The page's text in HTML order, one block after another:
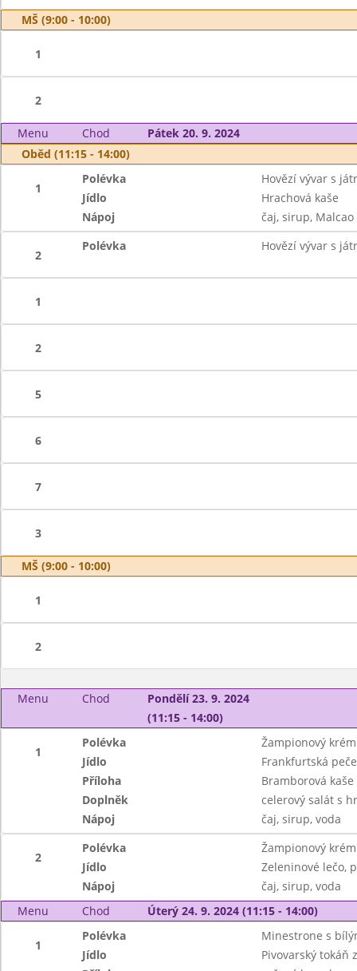
MŠ (9:00 - 10:00)
1
2
Menu Chod
Pátek 20. 9. 2024
Oběd (11:15 - 14:00)
1
Polévka
Hovězí vývar s
Jídlo
Hrachová kaše
Nápoj
čaj, sirup, Malcao
2
Polévka Hovězí vývar s
1
2
5
6
7
3
MŠ (9:00 - 10:00)
1
2
Menu Chod
Pondělí 23. 9. 2024
(11:15 - 14:00)
1
Polévka
Žampionový krém
Jídlo
Frankfurtská
Příloha
Bramborová kaše
Doplněk
celerový salát s
Nápoj
čaj, sirup, voda
2
Polévka
Žampionový krém
Jídlo
Zeleninové lečo,
Nápoj
čaj, sirup, voda
Menu
Chod Úterý 24. 9. 2024 (11:15 - 14:00)
1
Polévka
Minestrone s
Jídlo
Pivovarský tokáň